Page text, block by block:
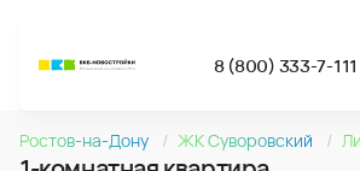
8 (800) 333-7-111
Квартира № 060 в ЖК Суворовский :
1-комнатная квартира 37.31м2 в
Ростов-на-Дону ЖК Суворовский